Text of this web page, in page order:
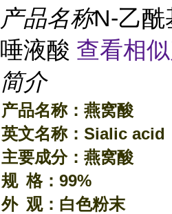
产品名称N-乙酰
唾液酸 查看相
简介
产品名称：燕窝酸
英文名称： Sialic acid
主要成分：燕窝酸
规 格：99%
外 观：白色粉末